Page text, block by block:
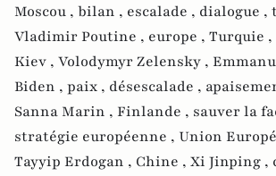
Moscou , bilan , escalade , dialogue ,
Vladimir Poutine , europe , Turquie ,
Kiev , Volodymyr Zelensky ,
Biden , paix , désescalade ,
Sanna Marin , Finlande , sauver la
stratégie européenne , Union
Tayyip Erdogan , Chine , Xi Jinping ,